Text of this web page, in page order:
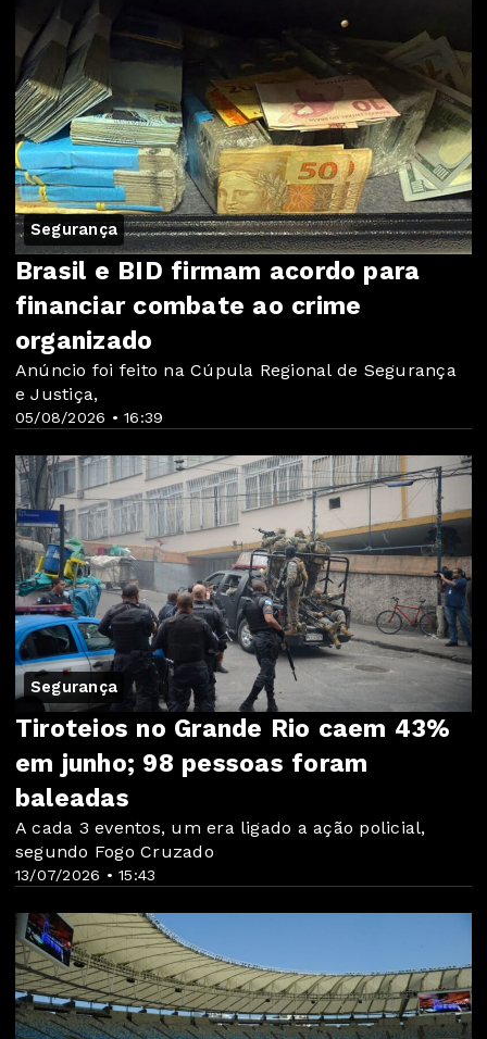
Segurança
05/08/2026 • 16:39
Brasil e BID firmam acordo para
financiar combate ao crime
organizado
Anúncio foi feito na Cúpula Regional de Segurança
e Justiça,
Segurança
13/07/2026 • 15:43
Tiroteios no Grande Rio caem 43%
em junho; 98 pessoas foram
baleadas
A cada 3 eventos, um era ligado a ação policial,
segundo Fogo Cruzado